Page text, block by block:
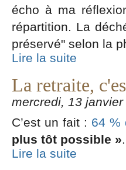
écho à ma
répartition. La
préservé" selon la
Lire la suite
La retraite,
mercredi, 13 janvier
C’est un fait : 64 %
plus tôt possible ».
Lire la suite